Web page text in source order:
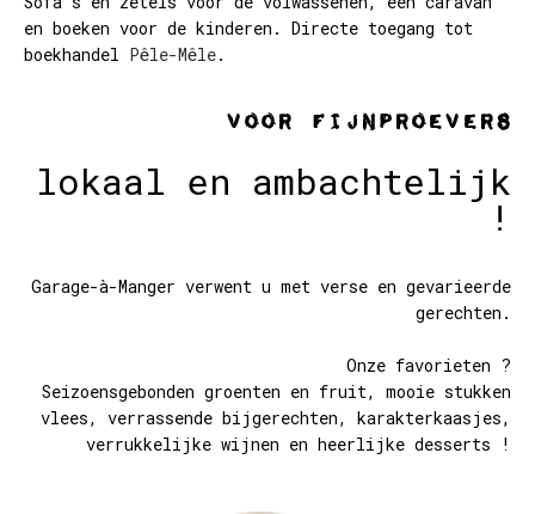
en boeken voor de kinderen. Directe toegang tot
boekhandel Pêle-Mêle.
Voor fijnproevers
lokaal en ambachtelijk
!
Garage-à-Manger verwent u met verse en gevarieerde
gerechten.
Onze favorieten ?
Seizoensgebonden groenten en fruit, mooie stukken
vlees, verrassende bijgerechten, karakterkaasjes,
verrukkelijke wijnen en heerlijke desserts !